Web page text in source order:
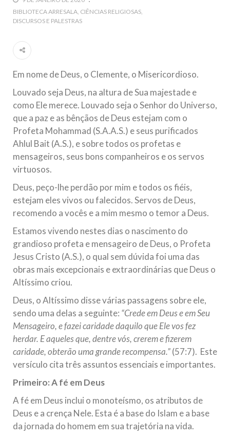
5 DE NOVEMBRO DE 2013
Ano Novo Islâmico e Início de Muharam
Islâmico no Brasil parabeniza a nação islâmica pela chegada
no ano novo muçulmano de 1435 Hejrita. Desejamos a
todos os irmãos e irmãs um novo
10 DE NOVEMBRO DE 2013
Falecimento do Imam Ali Ibn Al-Hussein
(A.S.)
Em nome de Deus, o Clemente, o Misericordioso! Diante da
muçulmanos, o Imam Ali Ibn Al-Hussein Ibn Ali Ibn Abi Táleb
(A.S.), conhecido por “Zein Al-Ábidin” (Formosura
3 DE JULHO DE 2014
Centro Islâmico no Brasil recebe o ex-
ministro das Relações Exteriores da
Brasil recebeu em sua sede, em São Paulo, o ex-ministro das
Relações Exteriores da República Islâmica do Irã, Sr. Kamal
Kharrazi, que encontra-se visitando
BIBLIOTECA ARRESALA CIÊNCIAS RELIGIOSAS
DISCURSOS E PALESTRAS
Em nome de Deus, o Clemente, o Misericordioso.
Louvado seja Deus, na altura de Sua majestade e
como Ele merece. Louvado seja o Senhor do Universo,
que a paz e as bênçãos de Deus estejam com o
Profeta Mohammad (S.A.A.S.) e seus purificados
Ahlul Bait (A.S.), e sobre todos os profetas e
mensageiros, seus bons companheiros e os servos
virtuosos.
Deus, peço-lhe perdão por mim e todos os fiéis,
estejam eles vivos ou falecidos. Servos de Deus,
recomendo a vocês e a mim mesmo o temor a Deus.
Estamos vivendo nestes dias o nascimento do
grandioso profeta e mensageiro de Deus, o Profeta
Jesus Cristo (A.S.), o qual sem dúvida foi uma das
obras mais excepcionais e extraordinárias que Deus o
Altíssimo criou.
Deus, o Altíssimo disse várias passagens sobre ele,
sendo uma delas a seguinte: “Crede em Deus e em Seu
Mensageiro, e fazei caridade daquilo que Ele vos fez
herdar. E aqueles que, dentre vós, crerem e fizerem
caridade, obterão uma grande recompensa.”(57:7). Este
versículo cita três assuntos essenciais e importantes.
Primeiro: A fé em Deus
A fé em Deus inclui o monoteísmo, os atributos de
Deus e a crença Nele. Esta é a base do Islam e a base
da jornada do homem em sua trajetória na vida.